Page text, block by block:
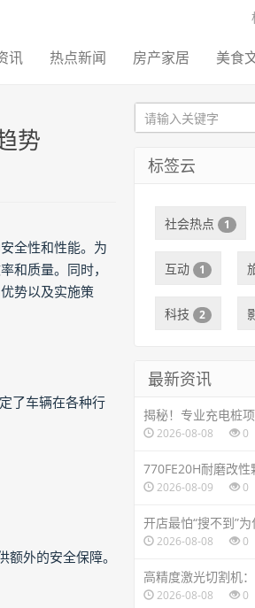
讯 热点新闻 房产家居 美食
势
全性和性能。为
和质量。同时，
势以及实施策
了车辆在各种行
外的安全保障。
标签云
社会热点 1
互动 1
科技 2
最新资讯
揭秘！专业充电桩
2026-08-08 0
770FE20H耐磨改性
2026-08-09 0
开店最怕“搜不到”
2026-08-08 0
高精度激光切割机
2026-08-08 0